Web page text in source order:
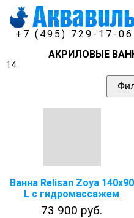
+7 (495) 729-17-06
АКРИЛОВЫЕ
14
Ванна Relisan Zoya 140x90
L с гидромассажем
73 900 руб.